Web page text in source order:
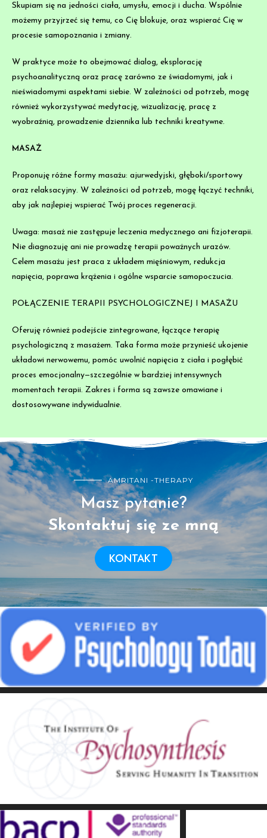
Skupiam się na jedności ciała, umysłu, emocji i ducha. Wspólnie
możemy przyjrzeć się temu, co Cię blokuje, oraz wspierać Cię w
procesie samopoznania i zmiany.
W praktyce może to obejmować dialog, eksplorację
psychoanalityczną oraz pracę zarówno ze świadomymi, jak i
nieświadomymi aspektami siebie. W zależności od potrzeb, mogę
również wykorzystywać medytację, wizualizację, pracę z
wyobraźnią, prowadzenie dziennika lub techniki kreatywne.
MASAŻ
Proponuję różne formy masażu: ajurwedyjski, głęboki/sportowy
oraz relaksacyjny. W zależności od potrzeb, mogę łączyć techniki,
aby jak najlepiej wspierać Twój proces regeneracji.
Uwaga: masaż nie zastępuje leczenia medycznego ani fizjoterapii.
Nie diagnozuję ani nie prowadzę terapii poważnych urazów.
Celem masażu jest praca z układem mięśniowym, redukcja
napięcia, poprawa krążenia i ogólne wsparcie samopoczucia.
POŁĄCZENIE TERAPII PSYCHOLOGICZNEJ I MASAŻU
Oferuję również podejście zintegrowane, łączące terapię
psychologiczną z masażem. Taka forma może przynieść ukojenie
układowi nerwowemu, pomóc uwolnić napięcia z ciała i pogłębić
proces emocjonalny—szczególnie w bardziej intensywnych
momentach terapii. Zakres i forma są zawsze omawiane i
dostosowywane indywidualnie.
AMRITANI -THERAPY
Masz pytanie?
Skontaktuj się ze mną
KONTAKT